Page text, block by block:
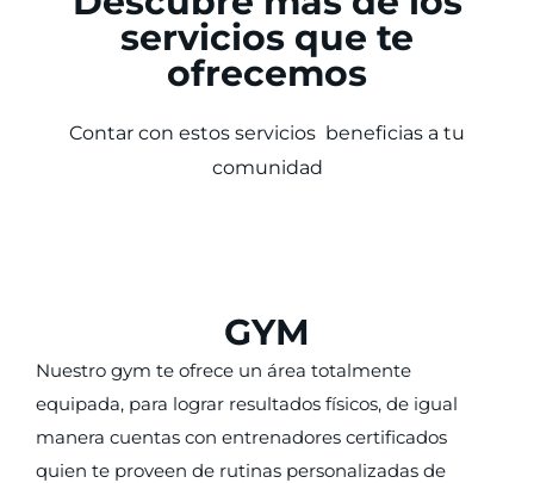
servicios que te
ofrecemos
Contar con estos servicios beneficias a tu
comunidad
GYM
Nuestro gym te ofrece un área totalmente
equipada, para lograr resultados físicos, de igual
manera cuentas con entrenadores certificados
quien te proveen de rutinas personalizadas de